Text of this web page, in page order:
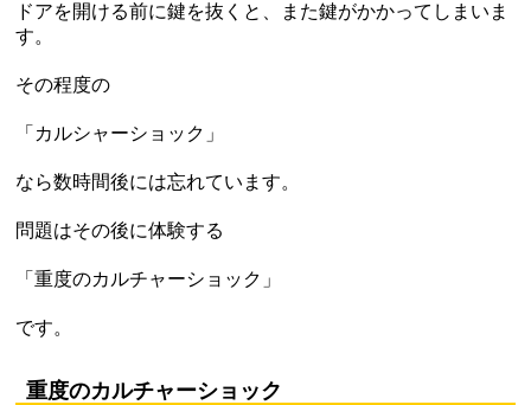
ドアを開ける前に鍵を抜くと、また鍵がかかってしまいま
す。
その程度の
「カルシャーショック」
なら数時間後には忘れています。
問題はその後に体験する
「重度のカルチャーショック」
です。
重度のカルチャーショック